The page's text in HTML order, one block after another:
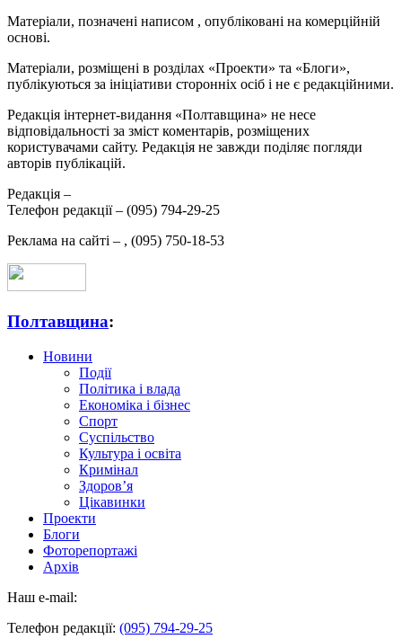
Матеріали, позначені написом , опубліковані на комерційній
основі.
Матеріали, розміщені в розділах «Проекти» та «Блоги»,
публікуються за ініціативи сторонніх осіб і не є редакційними.
Редакція інтернет-видання «Полтавщина» не несе
відповідальності за зміст коментарів, розміщених
користувачами сайту. Редакція не завжди поділяє погляди
авторів публікацій.
Редакція –
Телефон редакції – (095) 794-29-25
Реклама на сайті – , (095) 750-18-53
Полтавщина:
Новини
Події
Політика і влада
Економіка і бізнес
Спорт
Суспільство
Культура і освіта
Кримінал
Здоров’я
Цікавинки
Проекти
Блоги
Фоторепортажі
Архів
Наш e-mail:
Телефон редакції: (095) 794-29-25